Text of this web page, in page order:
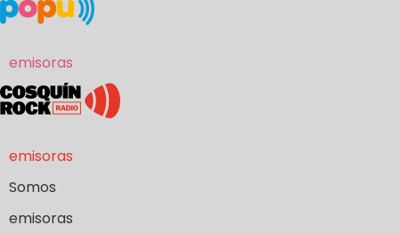
emisoras
emisoras
Somos
emisoras